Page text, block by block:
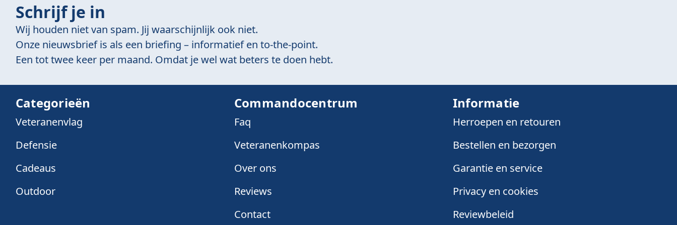
Schrijf je in
Wij houden niet van spam. Jij waarschijnlijk ook niet.
Onze nieuwsbrief is als een briefing – informatief en to-the-point.
Een tot twee keer per maand. Omdat je wel wat beters te doen hebt.
Categorieën
Veteranenvlag
Defensie
Cadeaus
Outdoor
Commandocentrum
Faq
Veteranenkompas
Over ons
Reviews
Contact
Informatie
Herroepen en retouren
Bestellen en bezorgen
Garantie en service
Privacy en cookies
Reviewbeleid